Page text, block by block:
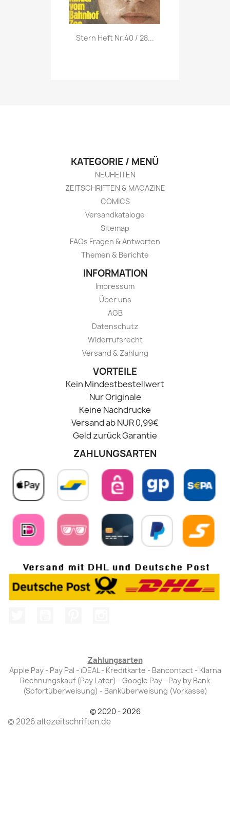
Vorschau
Stern Heft Nr.40 / 28...
KATEGORIE / MENÜ
NEUHEITEN
ZEITSCHRIFTEN & MAGAZINE
COMICS
Versandkataloge
Sitemap
FAQs Fragen & Antworten
Themen & Berichte
INFORMATION
Impressum
Über uns
AGB
Datenschutz
Widerrufsrecht
Versand & Zahlung
VORTEILE
Kein Mindestbestellwert
Nur Originale
Keine Nachdrucke
Versand ab NUR 0,99€
Geld zurück Garantie
ZAHLUNGSARTEN
Zahlungsarten
Apple Pay - Pay Pal - iDEAL - Kreditkarte - Bancontact - Klarna
Rechnungskauf (Pay Later) - Google Pay - Pay by Bank
(Sofortüberweisung) - Banküberweisung (Vorkasse)
© 2020 - 2026
© 2026 altezeitschriften.de